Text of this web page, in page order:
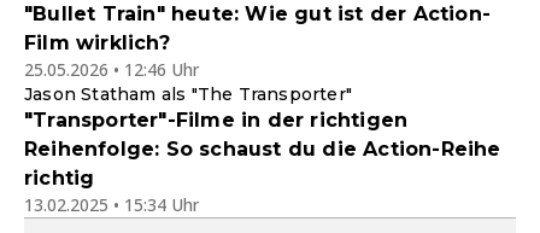
"Bullet Train" heute: Wie gut ist der Action-
Film wirklich?
25.05.2026 • 12:46 Uhr
Jason Statham als "The Transporter"
"Transporter"-Filme in der richtigen
Reihenfolge: So schaust du die Action-Reihe
richtig
13.02.2025 • 15:34 Uhr